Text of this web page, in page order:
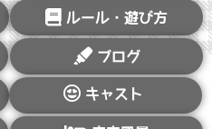
ルール・遊び方
ブログ
キャスト